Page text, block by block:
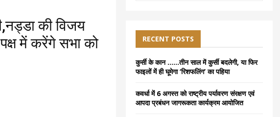
की विजय
में करेंगे सभा को
f
o
r
C
RECENT POSTS
कुर्सी के कान ……तीन साल में कुर्सी बदलेगी, या फिर
फाइलों में ही घूमेगा ‘रिशफलिंग’ का पहिया
कवर्धा में 6 अगस्त को राष्ट्रीय पर्यावरण संरक्षण एवं
आपदा प्रबंधन जागरूकता कार्यक्रम आयोजित